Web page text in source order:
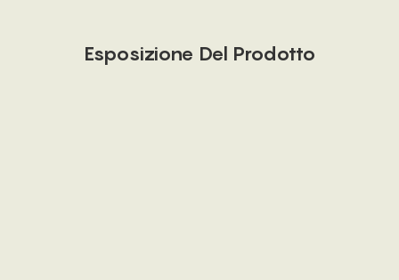
Esposizione Del Prodotto